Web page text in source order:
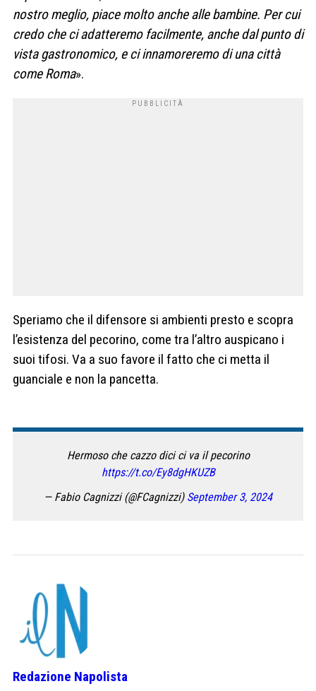
nostro meglio, piace molto anche alle bambine. Per cui
credo che ci adatteremo facilmente, anche dal punto di
vista gastronomico, e ci innamoreremo di una città
come Roma».
Speriamo che il difensore si ambienti presto e scopra
l’esistenza del pecorino, come tra l’altro auspicano i
suoi tifosi. Va a suo favore il fatto che ci metta il
guanciale e non la pancetta.
Hermoso che cazzo dici ci va il pecorino
https://t.co/Ey8dgHKUZB
— Fabio Cagnizzi (@FCagnizzi) September 3, 2024
Redazione Napolista